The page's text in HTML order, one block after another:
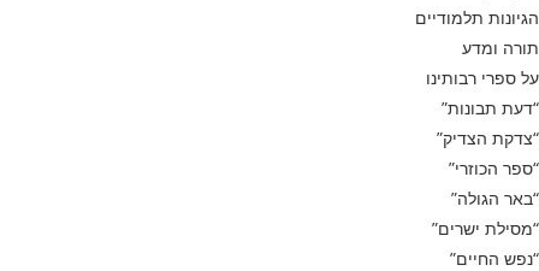
הגיונות תלמודיים
תורה ומדע
על ספרי רבותינו
“דעת תבונות”
“צדקת הצדיק”
“ספר הכוזרי”
“באר הגולה”
“מסילת ישרים”
“נפש החיים”